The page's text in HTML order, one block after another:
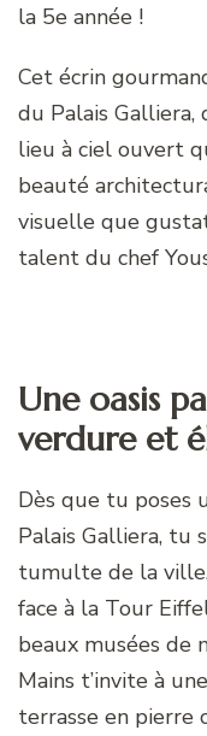
la 5e année !
Cet écrin
du Palais Galliera,
lieu à ciel ouvert
beauté
visuelle que
talent du chef
Une oasis
verdure et
Dès que tu poses
Palais Galliera, tu
tumulte de la
face à la Tour
beaux musées de
Mains t’invite à
terrasse en pierre